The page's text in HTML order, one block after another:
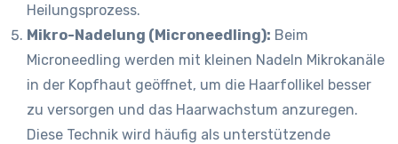
Heilungsprozess.
Mikro-Nadelung (Microneedling): Beim
Microneedling werden mit kleinen Nadeln Mikrokanäle
in der Kopfhaut geöffnet, um die Haarfollikel besser
zu versorgen und das Haarwachstum anzuregen.
Diese Technik wird häufig als unterstützende